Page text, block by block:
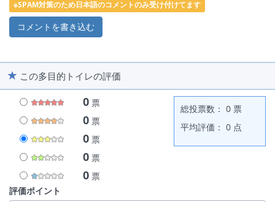
※SPAM対策のため日本語のコメントのみ受け付けてます
この多目的トイレの評価
0 票
0 票
0 票
0 票
0 票
総投票数： 0 票
平均評価： 0 点
評価ポイント